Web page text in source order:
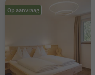
Op aanvraag